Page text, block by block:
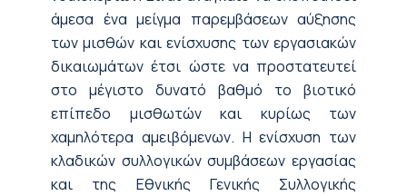
άμεσα ένα μείγμα παρεμβάσεων αύξησης
των μισθών και ενίσχυσης των εργασιακών
δικαιωμάτων έτσι ώστε να προστατευτεί
στο μέγιστο δυνατό βαθμό το βιοτικό
επίπεδο μισθωτών και κυρίως των
χαμηλότερα αμειβόμενων. Η ενίσχυση των
κλαδικών συλλογικών συμβάσεων εργασίας
και της Εθνικής Γενικής Συλλογικής